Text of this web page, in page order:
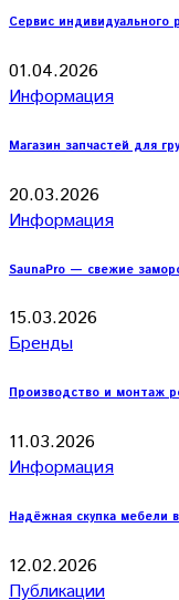
Сервис индивидуального
01.04.2026
Информация
Магазин запчастей для
20.03.2026
Информация
SaunaPro — свежие
15.03.2026
Бренды
Производство и монтаж
11.03.2026
Информация
Надёжная скупка мебели
12.02.2026
Публикации